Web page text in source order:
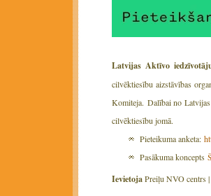
Latvijas Aktīvo
cilvēktiesību aizstāvības
Komiteja. Dalībai no Latvijas
cilvēktiesību jomā.
Pieteikuma anketa:
Pasākuma koncepts
IevietojaPreiļu NVO centrs |